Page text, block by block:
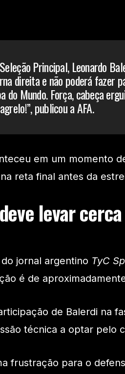
Principal, Leonardo
direita e não poderá fazer
do Mundo. Força, cabeça
publicou a AFA.
em um momento
reta final antes da
levar
jornal argentino TyC
é de
de Balerdi na
técnica a optar pelo
frustração para o